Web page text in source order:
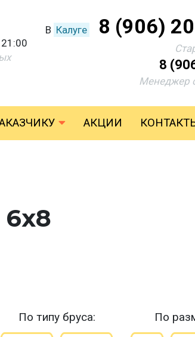
В Калуге 8 (906)
8
Менеджер
АКЦИИ
6х8
По типу бруса: По